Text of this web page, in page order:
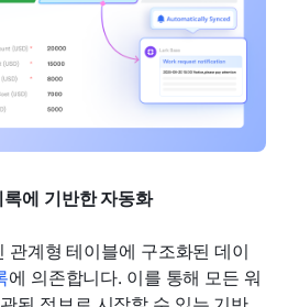
에 기반한 자동화
관계형 테이블에 구조화된 데이
에 의존합니다. 이를 통해 모든 워